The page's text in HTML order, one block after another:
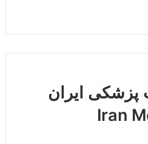
پزشکی ایران
Iran